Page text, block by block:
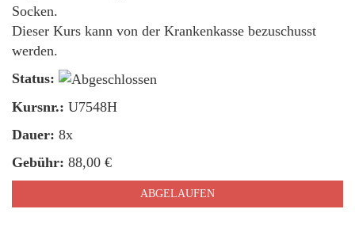
Socken.
Dieser Kurs kann von der Krankenkasse bezuschusst
werden.
Status:
Kursnr.: U7548H
Dauer: 8x
Gebühr: 88,00 €
ABGELAUFEN